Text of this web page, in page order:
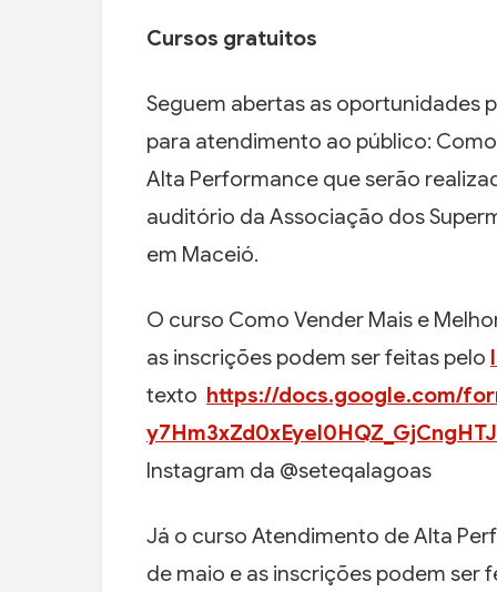
Cursos gratuitos
Seguem abertas as oportunidades
para atendimento ao público:
Alta Performance que serão
auditório da Associação dos
em Maceió.
O curso Como Vender Mais e
as inscrições podem ser feitas pelo
texto https://docs.google.com/
Instagram da @seteqalagoas
Já o curso Atendimento de Alta
de maio e as inscrições podem ser